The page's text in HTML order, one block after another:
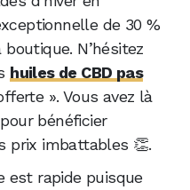
de 30 %
N’hésitez
huiles de CBD pas
». Vous avez là
bénéficier
prix imbattables 👏.
est rapide puisque